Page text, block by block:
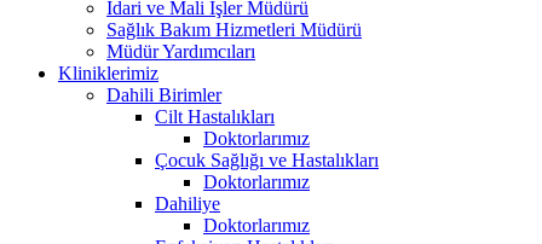
İdari ve Mali İşler Müdürü
Sağlık Bakım Hizmetleri Müdürü
Müdür Yardımcıları
Kliniklerimiz
Dahili Birimler
Cilt Hastalıkları
Doktorlarımız
Çocuk Sağlığı ve Hastalıkları
Doktorlarımız
Dahiliye
Doktorlarımız